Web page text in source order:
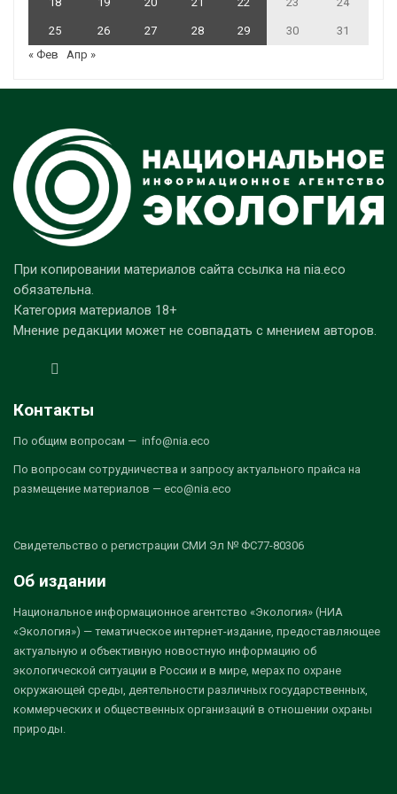
25 26 27 28 29 30
31
« Фев
Апр »
При копировании материалов сайта ссылка на nia.eco
обязательна.
Категория материалов 18+
Мнение редакции может не совпадать с мнением авторов.
Контакты
По общим вопросам — info@nia.eco
По вопросам сотрудничества и запросу актуального прайса на
размещение материалов — eco@nia.eco
Свидетельство о регистрации СМИ Эл № ФС77-80306
Об издании
Национальное информационное агентство «Экология» (НИА
«Экология») — тематическое интернет-издание, предоставляющее
актуальную и объективную новостную информацию об
экологической ситуации в России и в мире, мерах по охране
окружающей среды, деятельности различных государственных,
коммерческих и общественных организаций в отношении охраны
природы.